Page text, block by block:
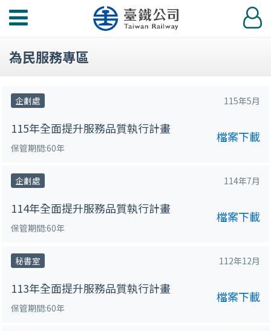
功
選
登
入
為民服務專區
企劃處 115年5月
115年全面提升服務品質執行計畫
保管期間:60年
檔案下載
企劃處 114年7月
114年全面提升服務品質執行計畫
保管期間:60年
檔案下載
秘書室 112年12月
113年全面提升服務品質執行計畫
保管期間:60年
檔案下載